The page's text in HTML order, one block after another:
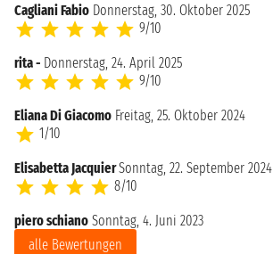
Cagliani Fabio Donnerstag, 30. Oktober 2025
9/10
rita - Donnerstag, 24. April 2025
9/10
Eliana Di Giacomo Freitag, 25. Oktober 2024
1/10
Elisabetta JacquierSonntag, 22. September 2024
8/10
piero schiano Sonntag, 4. Juni 2023
alle Bewertungen